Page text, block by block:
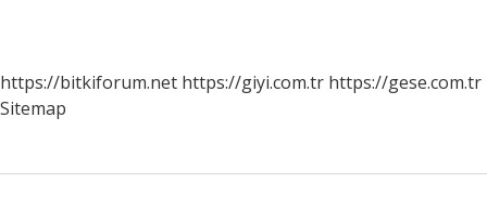
https://bitkiforum.net https://giyi.com.tr https://gese.com.tr
Sitemap